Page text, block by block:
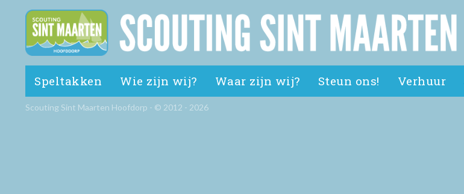
Speltakken Wie zijn wij? Waar zijn wij? Steun ons! Verhuur
Scouting Sint Maarten Hoofdorp - © 2012 - 2026